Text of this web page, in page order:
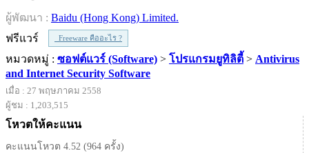
ผู้พัฒนา : Baidu (Hong Kong) Limited.
ฟรีแวร์
Freeware คืออะไร ?
หมวดหมู่ : ซอฟต์แวร์ (Software) > โปรแกรมยูทิลิตี้ > Antivirus
and Internet Security Software
เมื่อ : 27 พฤษภาคม 2558
ผู้ชม : 1,203,515
โหวตให้คะแนน
คะแนนโหวต 4.52 (964 ครั้ง)